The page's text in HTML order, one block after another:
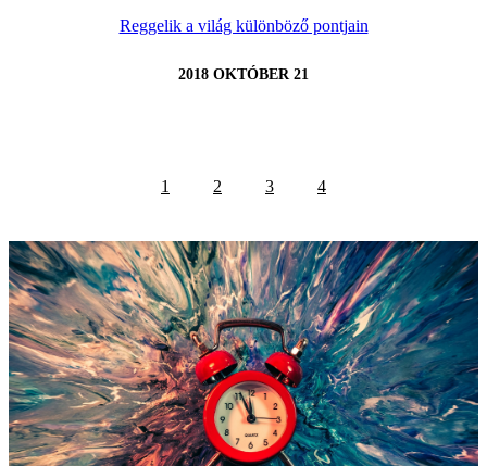
Reggelik a világ különböző pontjain
2018 OKTÓBER 21
1 2 3 4